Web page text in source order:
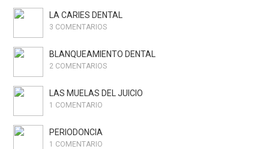
LA CARIES DENTAL
3 COMENTARIOS
BLANQUEAMIENTO DENTAL
2 COMENTARIOS
LAS MUELAS DEL JUICIO
1 COMENTARIO
PERIODONCIA
1 COMENTARIO